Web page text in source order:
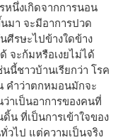
หนึ่งเกิดจากการนอน
มา จะมีอาการปวด
ศีรษะไปข้างใดข้าง
จะก้มหรือเงยไม่ได้
นนี้ชาวบ้านเรียกว่า โรค
คำว่าตกหมอนมักจะ
ว่าเป็นอาการของคนที่
น ที่เป็นการเข้าใจของ
วไป แต่ความเป็นจริง